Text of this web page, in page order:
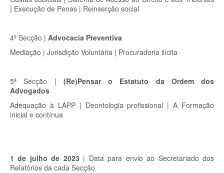
| Execução de Penas | Reinserção social
4ª Secção | Advocacia Preventiva
Mediação | Jurisdição Voluntária | Procuradoria ilícita
5ª Secção | (Re)Pensar o Estatuto da Ordem dos
Advogados
Adequação à LAPP | Deontologia profissional | A Formação
inicial e contínua
1 de julho de 2023 | Data para envio ao Secretariado dos
Relatórios da cada Secção